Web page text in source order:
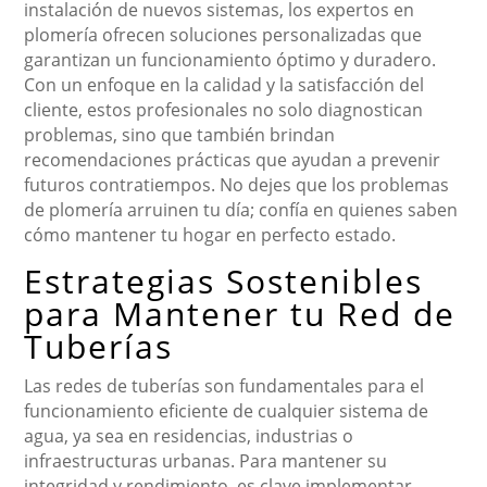
instalación de nuevos sistemas, los expertos en
plomería ofrecen soluciones personalizadas que
garantizan un funcionamiento óptimo y duradero.
Con un enfoque en la calidad y la satisfacción del
cliente, estos profesionales no solo diagnostican
problemas, sino que también brindan
recomendaciones prácticas que ayudan a prevenir
futuros contratiempos. No dejes que los problemas
de plomería arruinen tu día; confía en quienes saben
cómo mantener tu hogar en perfecto estado.
Estrategias Sostenibles
para Mantener tu Red de
Tuberías
Las redes de tuberías son fundamentales para el
funcionamiento eficiente de cualquier sistema de
agua, ya sea en residencias, industrias o
infraestructuras urbanas. Para mantener su